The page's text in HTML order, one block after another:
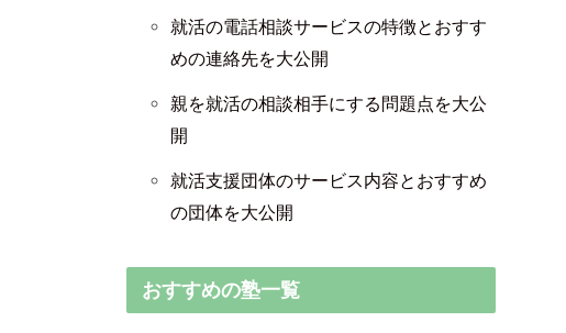
就活の電話相談サービスの特徴とおすす
めの連絡先を大公開
親を就活の相談相手にする問題点を大公
開
就活支援団体のサービス内容とおすすめ
の団体を大公開
おすすめの塾一覧